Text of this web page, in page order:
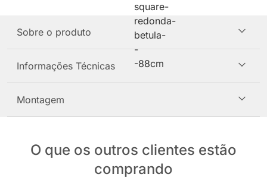
Sobre o produto
Informações Técnicas
Montagem
O que os outros clientes estão
comprando